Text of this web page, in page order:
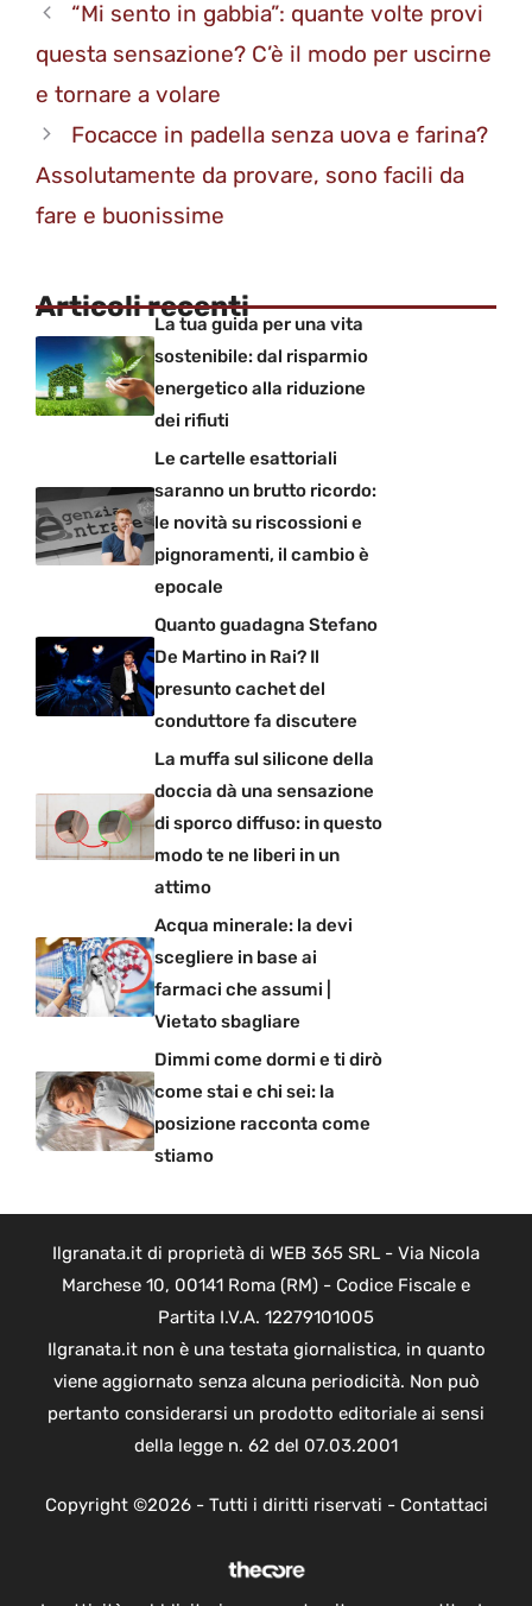
“Mi sento in gabbia”: quante volte provi
questa sensazione? C’è il modo per uscirne
e tornare a volare
Focacce in padella senza uova e farina?
Assolutamente da provare, sono facili da
fare e buonissime
Articoli recenti
La tua guida per una vita
sostenibile: dal risparmio
energetico alla riduzione
dei rifiuti
Le cartelle esattoriali
saranno un brutto ricordo:
le novità su riscossioni e
pignoramenti, il cambio è
epocale
Quanto guadagna Stefano
De Martino in Rai? Il
presunto cachet del
conduttore fa discutere
La muffa sul silicone della
doccia dà una sensazione
di sporco diffuso: in questo
modo te ne liberi in un
attimo
Acqua minerale: la devi
scegliere in base ai
farmaci che assumi |
Vietato sbagliare
Dimmi come dormi e ti dirò
come stai e chi sei: la
posizione racconta come
stiamo
Ilgranata.it di proprietà di WEB 365 SRL - Via Nicola
Marchese 10, 00141 Roma (RM) - Codice Fiscale e
Partita I.V.A. 12279101005
Ilgranata.it non è una testata giornalistica, in quanto
viene aggiornato senza alcuna periodicità. Non può
pertanto considerarsi un prodotto editoriale ai sensi
della legge n. 62 del 07.03.2001
Copyright ©2026 - Tutti i diritti riservati - Contattaci